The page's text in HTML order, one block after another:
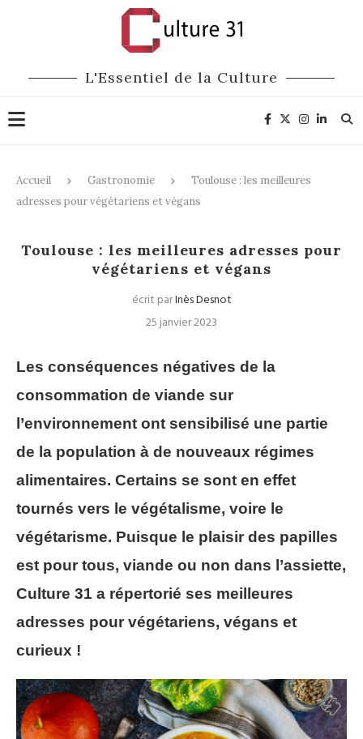
L'Essentiel de la Culture
Accueil Gastronomie
Toulouse : les meilleures
adresses pour végétariens et végans
Toulouse : les meilleures adresses pour
végétariens et végans
écrit parInès Desnot
25 janvier 2023
Les conséquences négatives de la
consommation de viande sur
l’environnement ont sensibilisé une partie
de la population à de nouveaux régimes
alimentaires. Certains se sont en effet
tournés vers le végétalisme, voire le
végétarisme. Puisque le plaisir des papilles
est pour tous, viande ou non dans l’assiette,
Culture 31 a répertorié ses meilleures
adresses pour végétariens, végans et
curieux !